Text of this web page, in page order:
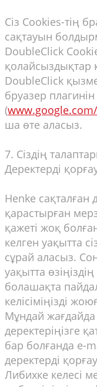
Сіз Cookies-тің
сақтауын
DoubleClick
қолайсыздықтар
DoubleClick
бруазер
(
ша өте аласыз.
7. Сіздің
Деректерді
Henke сақталған
қарастырған
қажеті жоқ
келген уақытта
сұрай аласыз.
уақытта
болашақта
келісіміңізді
Мұндай жағдайда
деректеріңізге
бар болғанда e-
деректерді
Либихке келесі